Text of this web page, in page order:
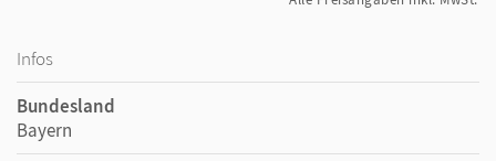
Infos
Bundesland
Bayern